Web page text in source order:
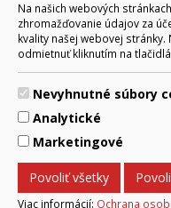
Na našich webových
zhromažďovanie údajov za
kvality našej webovej
odmietnuť kliknutím na
Nevyhnutné súbory
Analytické
Marketingové
Povoliť všetky
Viac informácií: Ochrana
Slovakia (Slovak Republic)
© 2017 Mesto Brezno,
977 01 Tel.: 048/
Za obsah zodpovedá
Arrabella, s.r.o. , Pod
Prehlásenie o